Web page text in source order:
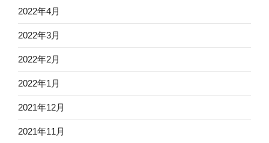
2022年4月
2022年3月
2022年2月
2022年1月
2021年12月
2021年11月